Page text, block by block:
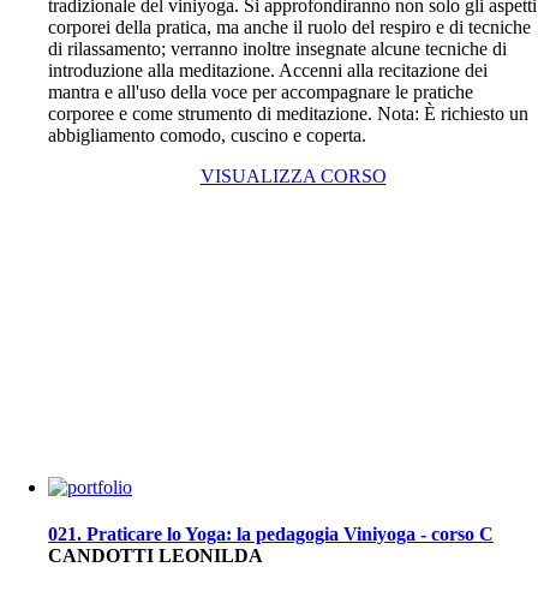
tradizionale del viniyoga. Si approfondiranno non solo gli aspetti
corporei della pratica, ma anche il ruolo del respiro e di tecniche
di rilassamento; verranno inoltre insegnate alcune tecniche di
introduzione alla meditazione. Accenni alla recitazione dei
mantra e all'uso della voce per accompagnare le pratiche
corporee e come strumento di meditazione. Nota: È richiesto un
abbigliamento comodo, cuscino e coperta.
VISUALIZZA CORSO
021. Praticare lo Yoga: la pedagogia Viniyoga - corso C
CANDOTTI LEONILDA